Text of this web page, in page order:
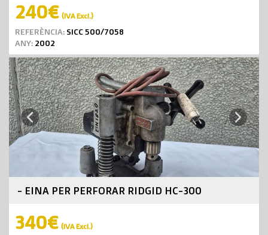
240€ (IVA Excl.)
REFERÈNCIA: SICC 500/7058
ANY: 2002
Previous Next
- EINA PER PERFORAR RIDGID HC-300
340€ (IVA Excl.)